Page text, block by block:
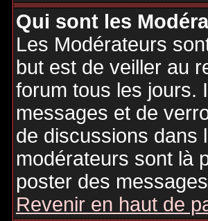
Qui sont les
Les Modérateurs
but est de veiller au
forum tous les jours.
messages et de
de discussions dans
modérateurs sont là
poster des
Revenir en haut de